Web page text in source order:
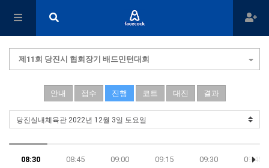
제11회 당진시 협회장기 배드민턴대회
안내 접수 진행 코트 대진 결과
08:30 08:45 09:00 09:15 09:30 09:45